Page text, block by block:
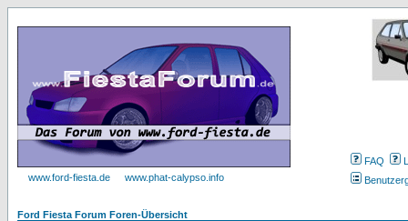
www.ford-fiesta.de www.phat-calypso.info
FAQ
Ford Fiesta Forum Foren-Übersicht